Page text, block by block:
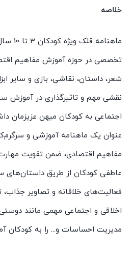
خلاصه
تخصصی در حوزه آموزش مفاهیم
شعر، داستان، نقاشی، بازی و سایر
نقشی مهم و تاثیرگذاری در آموزش
اجتماعی به کودکان میهن عزیزمان
عنوان یک ماهنامه آموزشی و
مفاهیم اقتصادی، ضمن تقویت
عاطفی کودکان از طریق داستان‌های
فعالیت‌های خلاقانه و تصاویر
اخلاقی و اجتماعی مهمی مانند
مدیریت احساسات و... را به کودکان